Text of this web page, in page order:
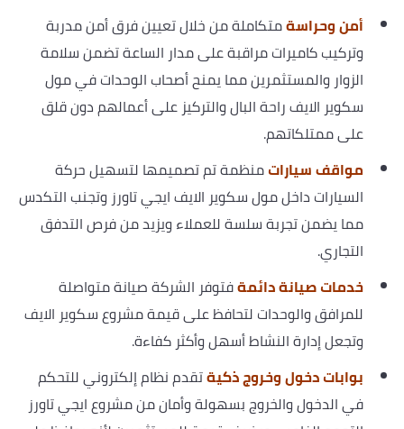
أمن وحراسةمتكاملة من خلال تعيين فرق أمن مدربة
وتركيب كاميرات مراقبة على مدار الساعة تضمن سلامة
الزوار والمستثمرين مما يمنح أصحاب الوحدات في مول
سكوير الايف راحة البال والتركيز على أعمالهم دون قلق
على ممتلكاتهم.
مواقف سياراتمنظمة تم تصميمها لتسهيل حركة
السيارات داخل مول سكوير الايف ايجي تاورز وتجنب التكدس
مما يضمن تجربة سلسة للعملاء ويزيد من فرص التدفق
التجاري.
خدمات صيانة دائمةفتوفر الشركة صيانة متواصلة
للمرافق والوحدات لتحافظ على قيمة مشروع سكوير الايف
وتجعل إدارة النشاط أسهل وأكثر كفاءة.
بوابات دخول وخروج ذكيةتقدم نظام إلكتروني للتحكم
في الدخول والخروج بسهولة وأمان من مشروع ايجي تاورز